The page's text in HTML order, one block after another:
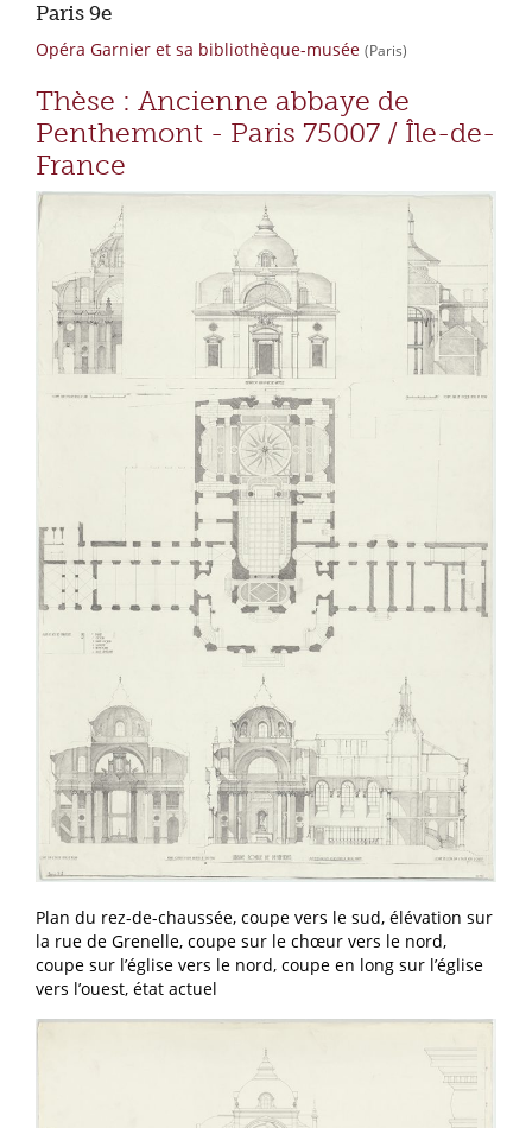
Paris 9e
Opéra Garnier et sa bibliothèque-musée (Paris)
Thèse : Ancienne abbaye de
Penthemont - Paris 75007 / Île-de-
France
Plan du rez-de-chaussée, coupe vers le sud, élévation sur
la rue de Grenelle, coupe sur le chœur vers le nord,
coupe sur l’église vers le nord, coupe en long sur l’église
vers l’ouest, état actuel